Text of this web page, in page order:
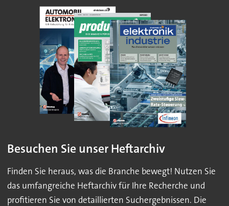
Besuchen Sie unser Heftarchiv
Finden Sie heraus, was die Branche bewegt! Nutzen Sie
das umfangreiche Heftarchiv für Ihre Recherche und
profitieren Sie von detaillierten Suchergebnissen. Die